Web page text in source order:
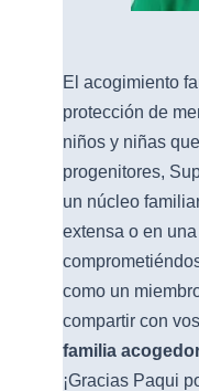
El acogimiento
protección de
niños y niñas
progenitores,
un núcleo
extensa o en
como un
compartir con
familia
¡Gracias Paqui